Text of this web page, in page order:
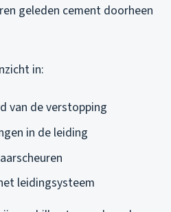
geleden cement doorheen
in:
van de verstopping
in de leiding
leidingsysteem